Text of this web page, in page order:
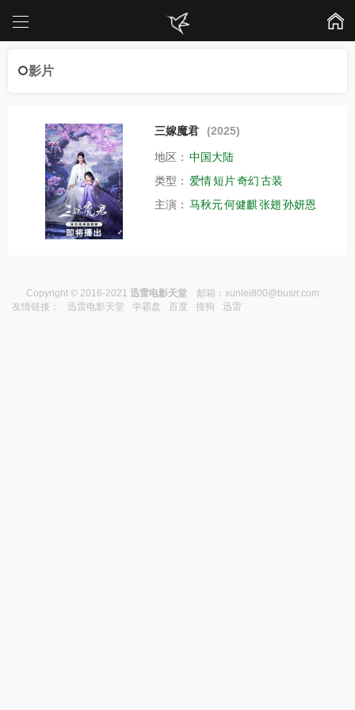
影片
三嫁魔君 (2025)
地区： 中国大陆
类型： 爱情短片奇幻古装
主演： 马秋元何健麒张翅孙妍恩
Copyright © 2016-2021 迅雷电影天堂 邮箱： xunlei800@busrr.com
友情链接：
迅雷电影天堂 学霸盘 百度 搜狗 迅雷